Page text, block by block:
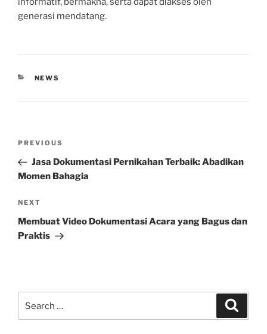
generasi mendatang.
CATEGORIES
NEWS
Previous
Post
PREVIOUS
Jasa Dokumentasi Pernikahan Terbaik: Abadikan
Momen Bahagia
Next
Post
NEXT
Membuat Video Dokumentasi Acara yang Bagus dan
Praktis